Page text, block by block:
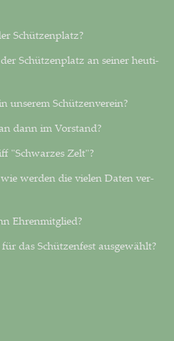
Schützenplatz?
Schützenplatz an seiner heu­ti­
unserem Schützenverein?
dann im Vorstand?
"Schwarzes Zelt"?
werden die vielen Daten ver­
Ehrenmitglied?
das Schützenfest ausgewählt?